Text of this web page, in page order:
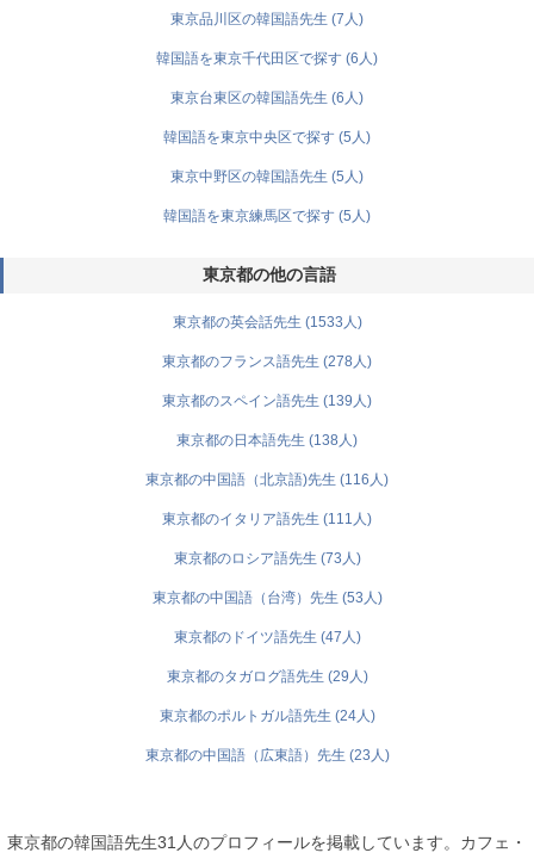
東京品川区の韓国語先生 (7人)
韓国語を東京千代田区で探す (6人)
東京台東区の韓国語先生 (6人)
韓国語を東京中央区で探す (5人)
東京中野区の韓国語先生 (5人)
韓国語を東京練馬区で探す (5人)
東京都の他の言語
東京都の英会話先生 (1533人)
東京都のフランス語先生 (278人)
東京都のスペイン語先生 (139人)
東京都の日本語先生 (138人)
東京都の中国語（北京語)先生 (116人)
東京都のイタリア語先生 (111人)
東京都のロシア語先生 (73人)
東京都の中国語（台湾）先生 (53人)
東京都のドイツ語先生 (47人)
東京都のタガログ語先生 (29人)
東京都のポルトガル語先生 (24人)
東京都の中国語（広東語）先生 (23人)
東京都の韓国語先生31人のプロフィールを掲載しています。カフェ・